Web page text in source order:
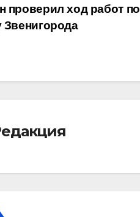
проверил ход работ по
Звенигорода